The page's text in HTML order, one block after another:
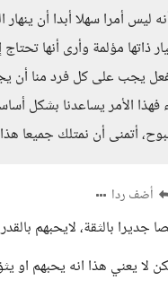
ليس أمرا سهلا أبدا أن
ذاتها مؤلمة وأرى أنها
يجب على كل فرد
الأمر يساعدنا بشكل
أتمنى أن نمتلك
أضف ردا
بالثقة، لايحبهم
لا يعني هذا انه يحبهم او